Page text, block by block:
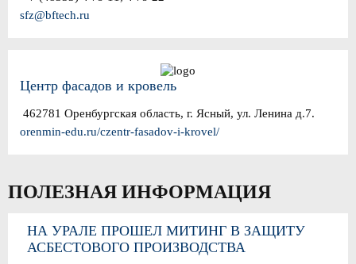
sfz@bftech.ru
Центр фасадов и кровель
462781 Оренбургская область, г. Ясный, ул. Ленина д.7.
orenmin-edu.ru/czentr-fasadov-i-krovel/
ПОЛЕЗНАЯ ИНФОРМАЦИЯ
НА УРАЛЕ ПРОШЕЛ МИТИНГ В ЗАЩИТУ
АСБЕСТОВОГО ПРОИЗВОДСТВА